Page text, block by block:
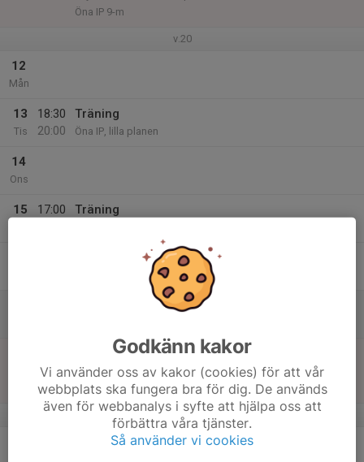
Öna IP 9-m
v.20
12
Mån
13
Tis
18:30
20:00
Träning
Öna IP, lilla planen
14
Ons
15
17:00
Träning
Teknikträning
Öna IP, stora planen
13:30
Match mot Gagnefs IF
Pojkar Division 4 9-m Grp.2
Ängsholn 9 m 9
v.21
Godkänn kakor
Vi använder oss av kakor (cookies) för att vår
webbplats ska fungera bra för dig. De används
även för webbanalys i syfte att hjälpa oss att
förbättra våra tjänster.
Så använder vi cookies